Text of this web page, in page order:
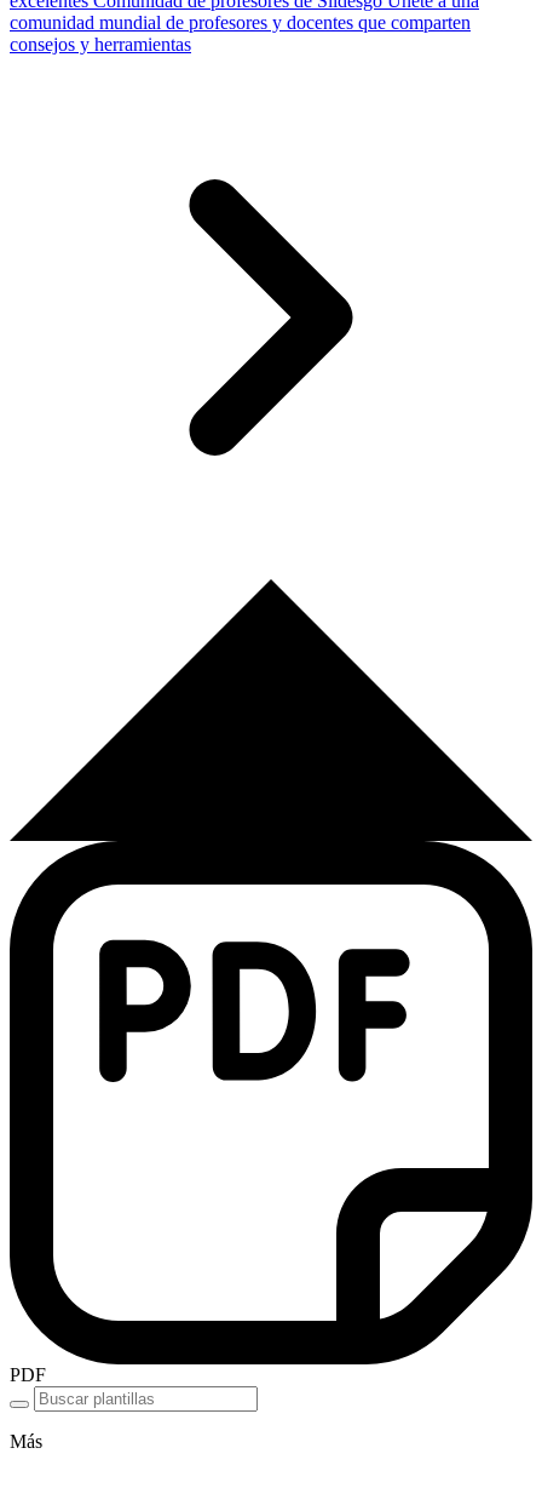
comunidad mundial de profesores y docentes que comparten
consejos y herramientas
PDF
Más